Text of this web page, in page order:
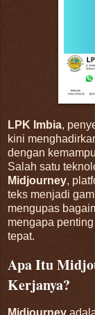
LPK Imbia,
kini
dengan
Salah satu
Midjourney,
teks menjadi
mengupas
mengapa
tepat.
Apa Itu
Kerjanya?
Midjourney